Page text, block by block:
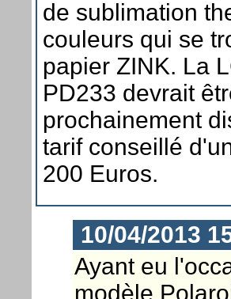
de sublimation
couleurs qui se
papier ZINK. La
PD233 devrait
prochainement
tarif conseillé
200 Euros.
10/04/2013
Ayant eu
modèle